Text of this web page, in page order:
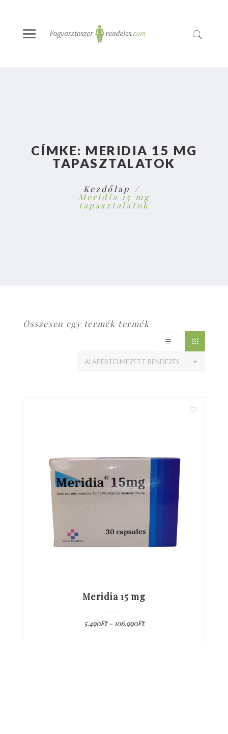
CÍMKE: MERIDIA 15 MG
TAPASZTALATOK
Kezdőlap
Meridia 15 mg
tapasztalatok
Összesen egy termék termék
Meridia 15 mg
5.490Ft–106.990Ft